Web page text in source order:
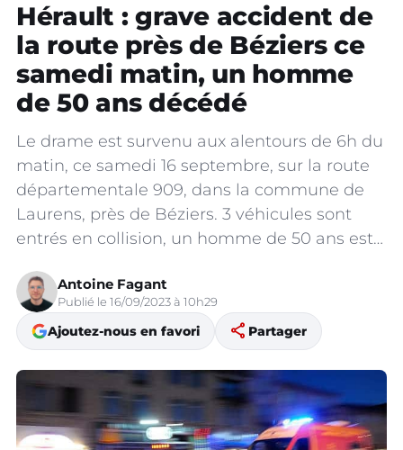
Hérault : grave accident de
la route près de Béziers ce
samedi matin, un homme
de 50 ans décédé
Le drame est survenu aux alentours de 6h du
matin, ce samedi 16 septembre, sur la route
départementale 909, dans la commune de
Laurens, près de Béziers. 3 véhicules sont
entrés en collision, un homme de 50 ans est…
Antoine Fagant
Publié le 16/09/2023 à 10h29
Ajoutez-nous en favori share Partager